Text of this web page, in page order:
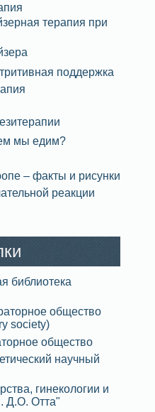
терапия при
поддержка
мы едим?
– факты и рисунки
реакции
библиотека
общество
society)
общество
научный
гинекологии и
Д.О. Отта"